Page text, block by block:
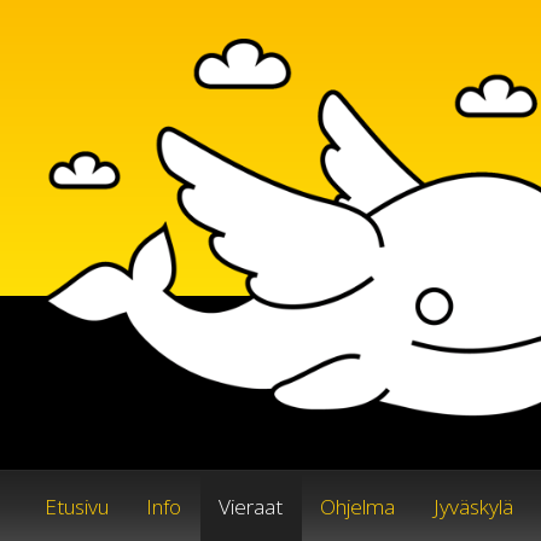
Etusivu Info Vieraat Ohjelma Jyväskylä